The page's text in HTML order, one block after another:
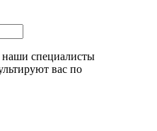
специалисты
вас по